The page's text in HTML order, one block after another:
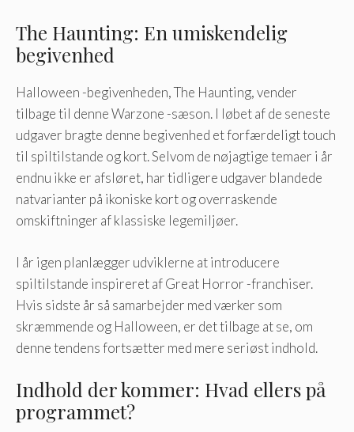
The Haunting: En umiskendelig
begivenhed
Halloween -begivenheden, The Haunting, vender
tilbage til denne Warzone -sæson. I løbet af de seneste
udgaver bragte denne begivenhed et forfærdeligt touch
til spiltilstande og kort. Selvom de nøjagtige temaer i år
endnu ikke er afsløret, har tidligere udgaver blandede
natvarianter på ikoniske kort og overraskende
omskiftninger af klassiske legemiljøer.
I år igen planlægger udviklerne at introducere
spiltilstande inspireret af Great Horror -franchiser.
Hvis sidste år så samarbejder med værker som
skræmmende og Halloween, er det tilbage at se, om
denne tendens fortsætter med mere seriøst indhold.
Indhold der kommer: Hvad ellers på
programmet?